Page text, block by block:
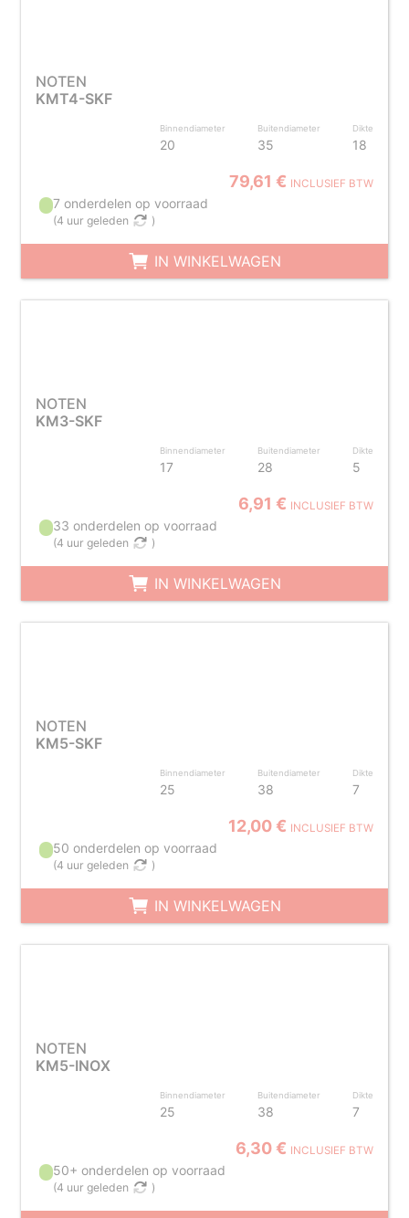
NOTEN
KMT4-SKF
Binnendiameter
20
Buitendiameter
35
Dikte
18
79,61 € INCLUSIEF BTW
7 onderdelen op voorraad
(4 uur geleden )
IN WINKELWAGEN
NOTEN
KM3-SKF
Binnendiameter
17
Buitendiameter
28
Dikte
5
6,91 € INCLUSIEF BTW
33 onderdelen op voorraad
(4 uur geleden )
IN WINKELWAGEN
NOTEN
KM5-SKF
Binnendiameter
25
Buitendiameter
38
Dikte
7
12,00 € INCLUSIEF BTW
50 onderdelen op voorraad
(4 uur geleden )
IN WINKELWAGEN
NOTEN
KM5-INOX
Binnendiameter
25
Buitendiameter
38
Dikte
7
6,30 € INCLUSIEF BTW
50+ onderdelen op voorraad
(4 uur geleden )